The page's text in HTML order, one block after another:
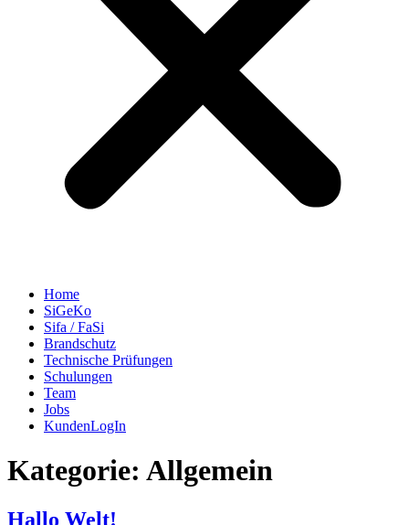
Home
SiGeKo
Sifa / FaSi
Brandschutz
Technische Prüfungen
Schulungen
Team
Jobs
KundenLogIn
Kategorie: Allgemein
Hallo Welt!